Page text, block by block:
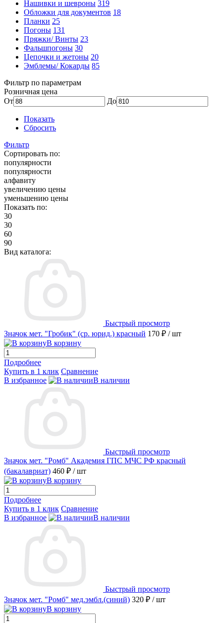
Нашивки и шевроны 319
Обложки для документов 18
Планки 25
Погоны 131
Пряжки/ Винты 23
Фальшпогоны 30
Цепочки и жетоны 20
Эмблемы/ Кокарды 85
Фильтр по параметрам
Розничная цена
От
До
Показать
Сбросить
Фильтр
Сортировать по:
популярности
популярности
алфавиту
увеличению цены
уменьшению цены
Показать по:
30
30
60
90
Вид каталога:
Быстрый просмотр
Значок мет. "Гробик" (ср. юрид.) красный 170 ₽ / шт
В корзину
Подробнее
Купить в 1 клик Сравнение
В избранное
В наличии
Быстрый просмотр
Значок мет. "Ромб" Академия ГПС МЧС РФ красный
(бакалавриат) 460 ₽ / шт
В корзину
Подробнее
Купить в 1 клик Сравнение
В избранное
В наличии
Быстрый просмотр
Значок мет. "Ромб" мед.эмбл.(синий) 320 ₽ / шт
В корзину